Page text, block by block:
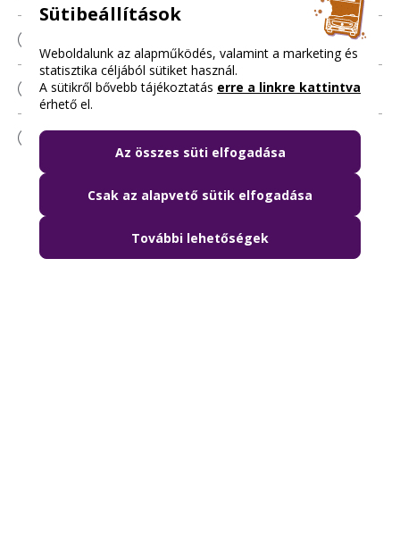
Üzleti ügyfeleknek
Sütibeállítások
Weboldalunk az alapműködés, valamint a marketing és
statisztika céljából sütiket használ.
A sütikről bővebb tájékoztatás erre a linkre kattintva
érhető el.
Az összes süti elfogadása
Csak az alapvető sütik elfogadása
További lehetőségek